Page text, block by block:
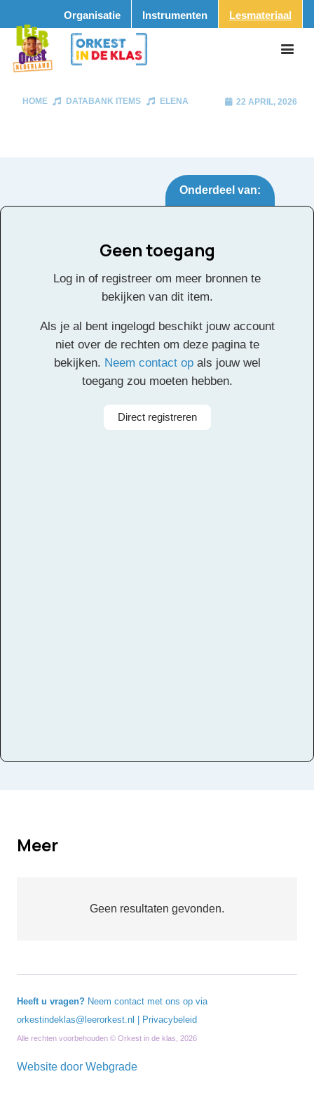
Organisatie Instrumenten Lesmateriaal
HOME DATABANK ITEMS ELENA 22 APRIL, 2026
Onderdeel van:
Facebook
TwitterEmailPinterestLinkedIn
Delen
Geen toegang
Log in of registreer om meer bronnen te
bekijken van dit item.
Als je al bent ingelogd beschikt jouw account
niet over de rechten om deze pagina te
bekijken. Neem contact opals jouw wel
toegang zou moeten hebben.
Direct registreren
Alle rechten voorbehouden
Jogi Gilles
Meer
Geen resultaten gevonden.
Heeft u vragen? Neem contact met ons op via
orkestindeklas@leerorkest.nl
Privacybeleid
Alle rechten voorbehouden © Orkest in de klas, 2026
Website door Webgrade